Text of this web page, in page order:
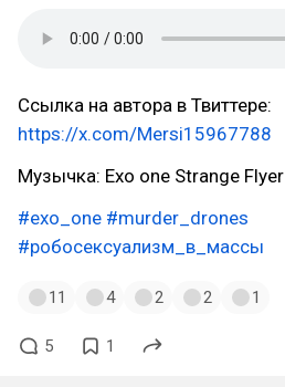
Ссылка на автора в Твиттере:
https://x.com/Mersi15967788
Музычка: Exo one Strange Flyer
#exo_one #murder_drones
#робосексуализм_в_массы
11 4 2 2 1
5 1